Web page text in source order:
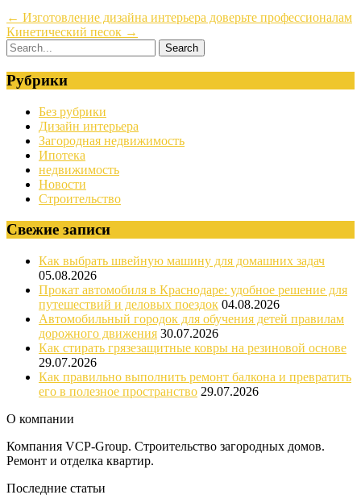
← Изготовление дизайна интерьера доверьте профессионалам
Кинетический песок →
Рубрики
Без рубрики
Дизайн интерьера
Загородная недвижимость
Ипотека
недвижимость
Новости
Строительство
Свежие записи
Как выбрать швейную машину для домашних задач
05.08.2026
Прокат автомобиля в Краснодаре: удобное решение для
путешествий и деловых поездок 04.08.2026
Автомобильный городок для обучения детей правилам
дорожного движения 30.07.2026
Как стирать грязезащитные ковры на резиновой основе
29.07.2026
Как правильно выполнить ремонт балкона и превратить
его в полезное пространство 29.07.2026
О компании
Компания VCP-Group. Строительство загородных домов.
Ремонт и отделка квартир.
Последние статьи